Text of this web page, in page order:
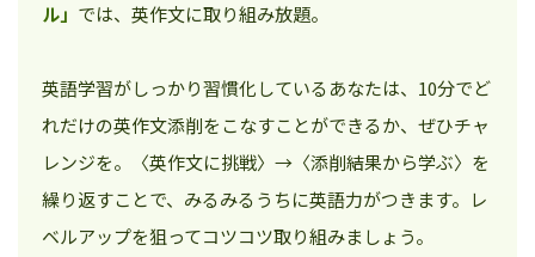
ル」 では、英作文に取り組み放題。
英語学習がしっかり習慣化しているあなたは、10分でど
れだけの英作文添削をこなすことができるか、ぜひチャ
レンジを。〈英作文に挑戦〉→〈添削結果から学ぶ〉を
繰り返すことで、みるみるうちに英語力がつきます。レ
ベルアップを狙ってコツコツ取り組みましょう。